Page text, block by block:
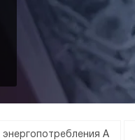
энергопотребления А